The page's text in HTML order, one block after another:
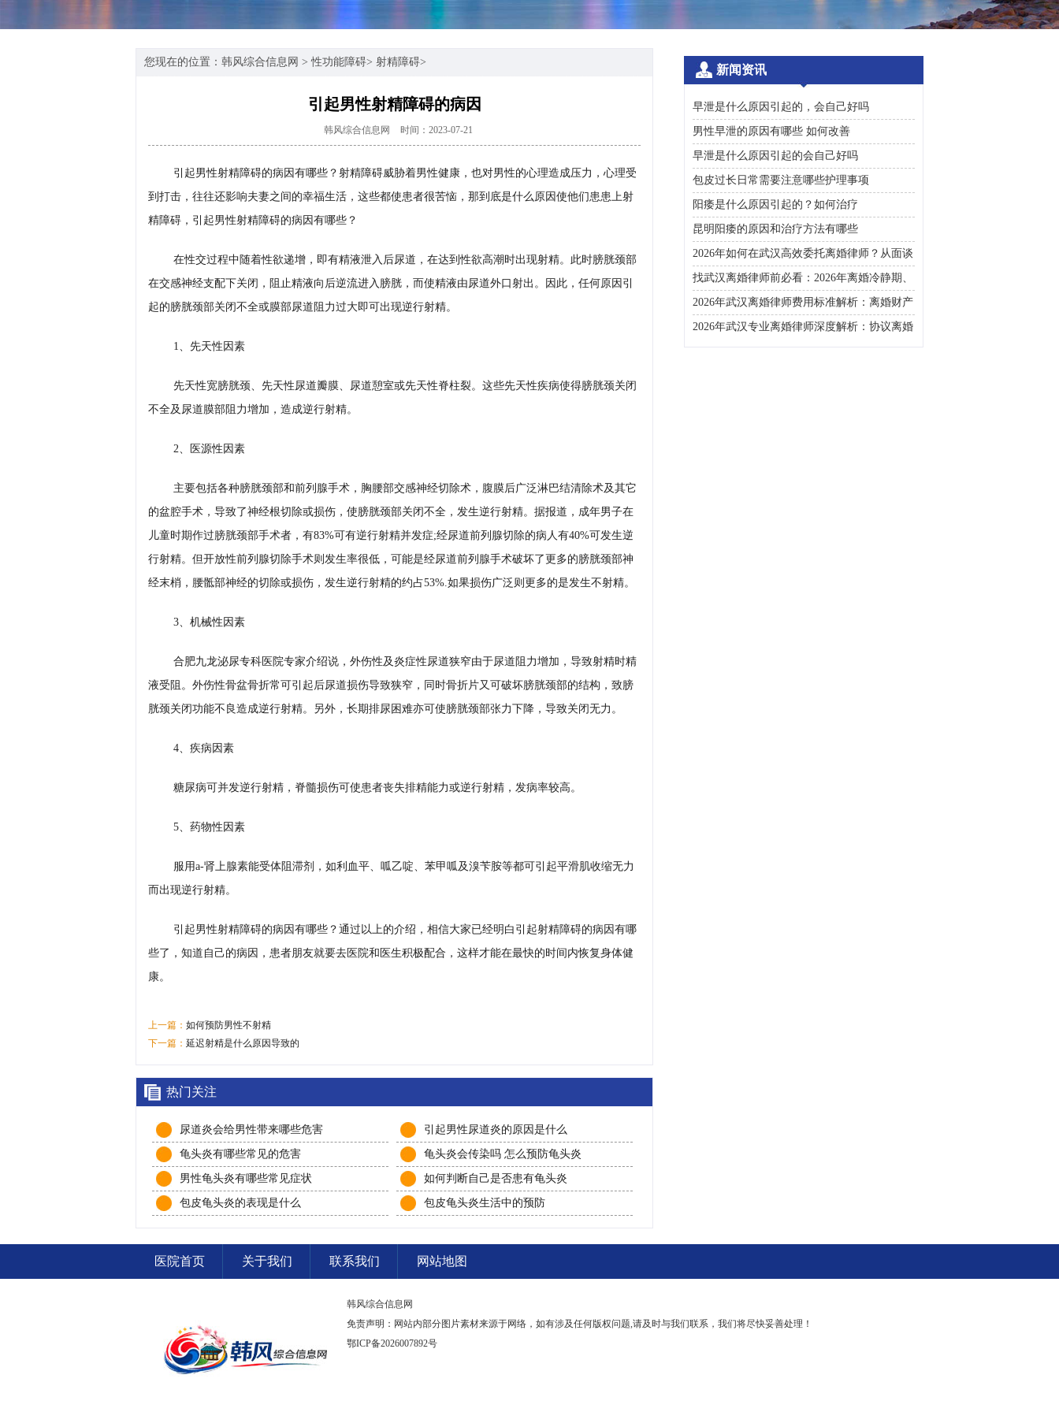
您现在的位置： 韩风综合信息网 >性功能障碍> 射精障碍>
引起男性射精障碍的病因
韩风综合信息网 时间：2023-07-21
引起男性射精障碍的病因有哪些？射精障碍威胁着男性健康，也对男性的心理造成压力，心理受
到打击，往往还影响夫妻之间的幸福生活，这些都使患者很苦恼，那到底是什么原因使他们患患上射
精障碍，引起男性射精障碍的病因有哪些？
在性交过程中随着性欲递增，即有精液泄入后尿道，在达到性欲高潮时出现射精。此时膀胱颈部
在交感神经支配下关闭，阻止精液向后逆流进入膀胱，而使精液由尿道外口射出。因此，任何原因引
起的膀胱颈部关闭不全或膜部尿道阻力过大即可出现逆行射精。
1、先天性因素
先天性宽膀胱颈、先天性尿道瓣膜、尿道憩室或先天性脊柱裂。这些先天性疾病使得膀胱颈关闭
不全及尿道膜部阻力增加，造成逆行射精。
2、医源性因素
主要包括各种膀胱颈部和前列腺手术，胸腰部交感神经切除术，腹膜后广泛淋巴结清除术及其它
的盆腔手术，导致了神经根切除或损伤，使膀胱颈部关闭不全，发生逆行射精。据报道，成年男子在
儿童时期作过膀胱颈部手术者，有83%可有逆行射精并发症;经尿道前列腺切除的病人有40%可发生逆
行射精。但开放性前列腺切除手术则发生率很低，可能是经尿道前列腺手术破坏了更多的膀胱颈部神
经末梢，腰骶部神经的切除或损伤，发生逆行射精的约占53%.如果损伤广泛则更多的是发生不射精。
3、机械性因素
合肥九龙泌尿专科医院专家介绍说，外伤性及炎症性尿道狭窄由于尿道阻力增加，导致射精时精
液受阻。外伤性骨盆骨折常可引起后尿道损伤导致狭窄，同时骨折片又可破坏膀胱颈部的结构，致膀
胱颈关闭功能不良造成逆行射精。另外，长期排尿困难亦可使膀胱颈部张力下降，导致关闭无力。
4、疾病因素
糖尿病可并发逆行射精，脊髓损伤可使患者丧失排精能力或逆行射精，发病率较高。
5、药物性因素
服用a-肾上腺素能受体阻滞剂，如利血平、呱乙啶、苯甲呱及溴苄胺等都可引起平滑肌收缩无力
而出现逆行射精。
引起男性射精障碍的病因有哪些？通过以上的介绍，相信大家已经明白引起射精障碍的病因有哪
些了，知道自己的病因，患者朋友就要去医院和医生积极配合，这样才能在最快的时间内恢复身体健
康。
上一篇： 如何预防男性不射精
下一篇： 延迟射精是什么原因导致的
热门关注
尿道炎会给男性带来哪些危害 引起男性尿道炎的原因是什么
龟头炎有哪些常见的危害 龟头炎会传染吗 怎么预防龟头炎
男性龟头炎有哪些常见症状 如何判断自己是否患有龟头炎
包皮龟头炎的表现是什么 包皮龟头炎生活中的预防
新闻资讯
早泄是什么原因引起的，会自己好吗
男性早泄的原因有哪些 如何改善
早泄是什么原因引起的会自己好吗
包皮过长日常需要注意哪些护理事项
阳痿是什么原因引起的？如何治疗
昆明阳痿的原因和治疗方法有哪些
2026年如何在武汉高效委托离婚律师？从面谈
咨询到判决执行的完整避雷手册
找武汉离婚律师前必看：2026年离婚冷静期、
彩礼返还及房产分割高频问题汇总
2026年武汉离婚律师费用标准解析：离婚财产
分割、债务处理及子女抚养指南
2026年武汉专业离婚律师深度解析：协议离婚
医院首页 关于我们 联系我们 网站地图
韩风综合信息网
免责声明：网站内部分图片素材来源于网络，如有涉及任何版权问题,请及时与我们联系，我们将尽快妥善处理！
鄂ICP备2026007892号